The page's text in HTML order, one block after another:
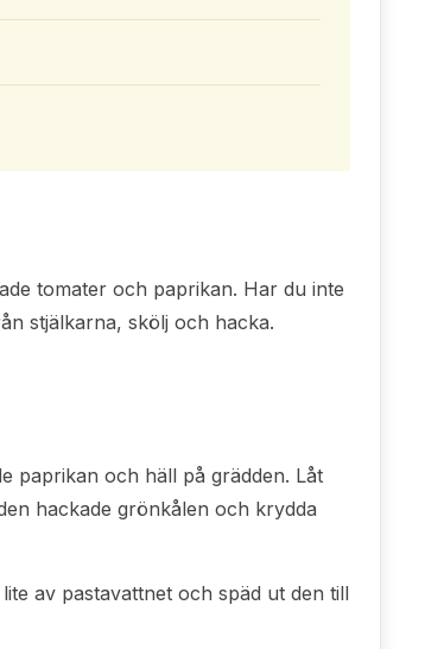
tomater och paprikan. Har du inte
stjälkarna, skölj och hacka.
paprikan och häll på grädden. Låt
hackade grönkålen och krydda
av pastavattnet och späd ut den till